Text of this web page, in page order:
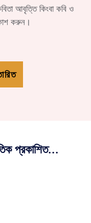
আবৃত্তি কিংবা কবি ও
করুন।
প্রকাশিত...